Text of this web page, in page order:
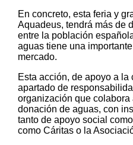
En concreto, esta feria y
Aquadeus, tendrá más de
entre la población
aguas tiene una
mercado.
Esta acción, de apoyo a la
apartado de
organización que
donación de aguas, con
tanto de apoyo social
como Cáritas o la